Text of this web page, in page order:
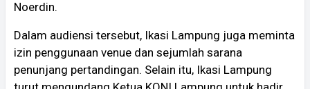
Noerdin.
Dalam audiensi tersebut, Ikasi Lampung juga meminta
izin penggunaan venue dan sejumlah sarana
penunjang pertandingan. Selain itu, Ikasi Lampung